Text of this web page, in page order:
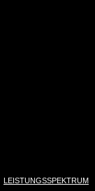
LEISTUNGSSPEKTRUM